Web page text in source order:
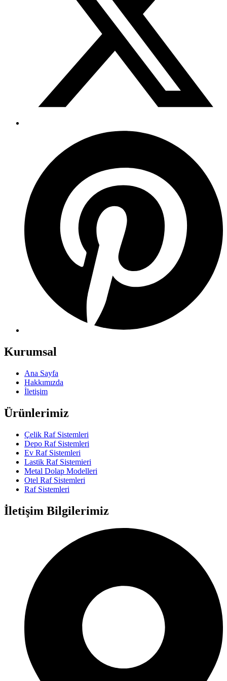
Kurumsal
Ana Sayfa
Hakkımızda
İletişim
Ürünlerimiz
Çelik Raf Sistemleri
Depo Raf Sistemleri
Ev Raf Sistemleri
Lastik Raf Sistemieri
Metal Dolap Modelleri
Otel Raf Sistemleri
Raf Sistemleri
İletişim Bilgilerimiz